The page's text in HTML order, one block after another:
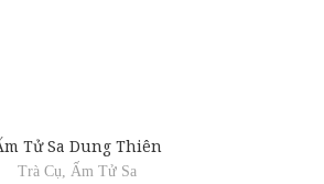
Tử Sa Dung Thiên
Trà Cụ, Ấm Tử Sa